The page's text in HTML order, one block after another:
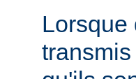
Lorsque